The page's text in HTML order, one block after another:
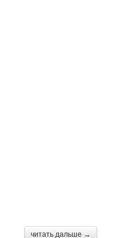
читать дальше →